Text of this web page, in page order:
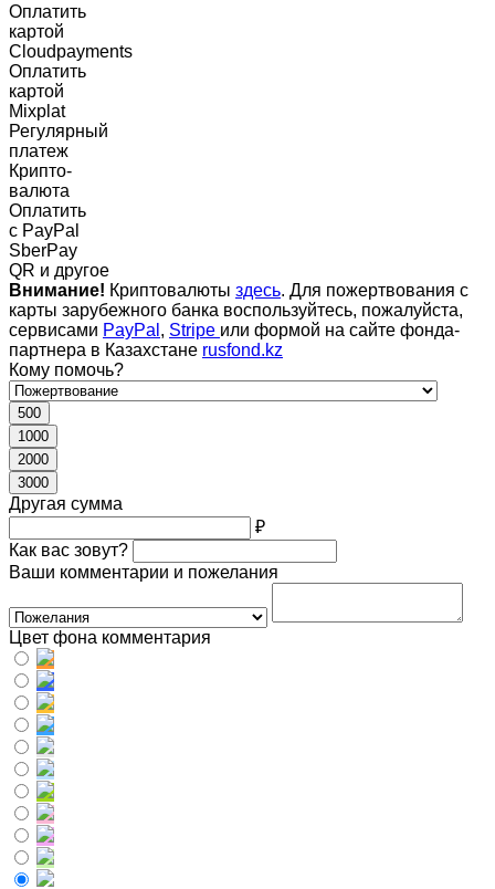
Оплатить
картой
Cloudpayments
Оплатить
картой
Mixplat
Регулярный
платеж
Крипто-
валюта
Оплатить
c PayPal
SberPay
QR и другое
Внимание! Криптовалюты здесь. Для пожертвования с
карты зарубежного банка воспользуйтесь, пожалуйста,
сервисами PayPal , Stripe или формой на сайте фонда-
партнера в Казахстане rusfond.kz
Кому помочь?
500
1000
2000
3000
Другая сумма
₽
Как вас зовут?
Ваши комментарии и пожелания
Цвет фона комментария